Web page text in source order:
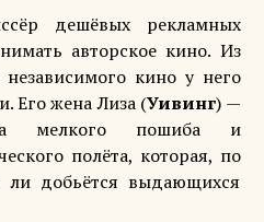
дешёвых рекламных
авторское кино. Из
независимого кино у него
Его жена Лиза (Уивинг) —
мелкого пошиба и
полёта, которая, по
добьётся выдающихся